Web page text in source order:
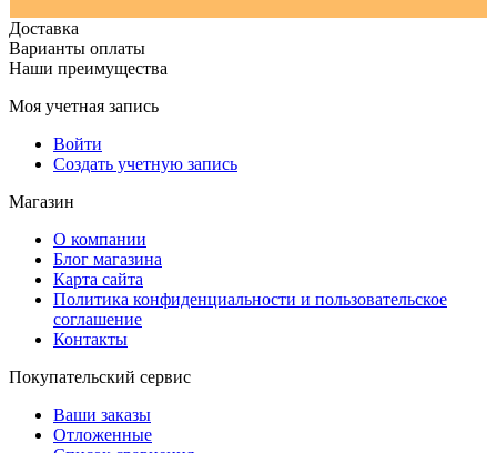
Доставка
Варианты оплаты
Наши преимущества
Моя учетная запись
Войти
Создать учетную запись
Магазин
О компании
Блог магазина
Карта сайта
Политика конфиденциальности и пользовательское
соглашение
Контакты
Покупательский сервис
Ваши заказы
Отложенные